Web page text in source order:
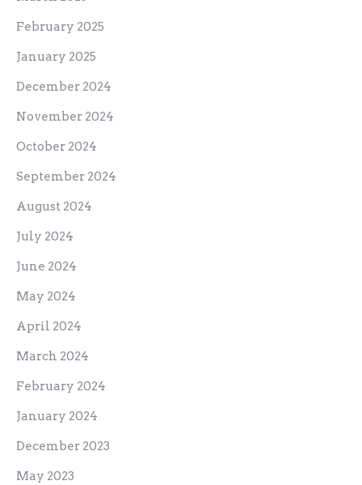
February 2025
January 2025
December 2024
November 2024
October 2024
September 2024
August 2024
July 2024
June 2024
May 2024
April 2024
March 2024
February 2024
January 2024
December 2023
May 2023